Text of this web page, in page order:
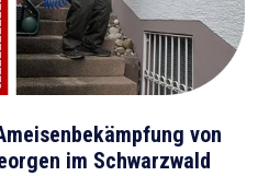
von
im Schwarzwald